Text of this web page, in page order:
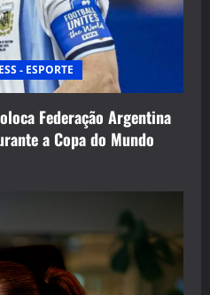
- ESPORTE
Federação Argentina
a Copa do Mundo